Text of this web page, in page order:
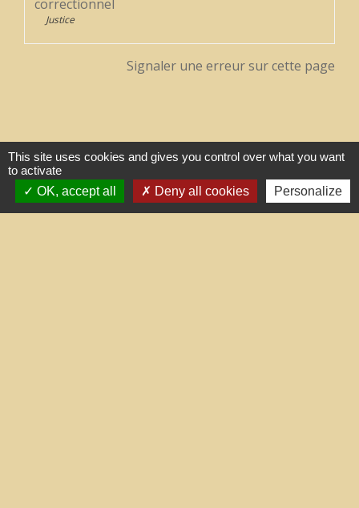
correctionnel
Justice
Signaler une erreur sur cette page
Commune de Treilles
8, place de la Fontaine
This site uses cookies and gives you control over what you want
to activate
OK, accept all
Deny all cookies Personalize